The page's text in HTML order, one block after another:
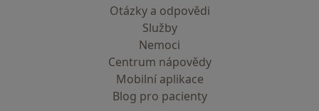
Otázky a odpovědi
Služby
Nemoci
Centrum nápovědy
Mobilní aplikace
Blog pro pacienty